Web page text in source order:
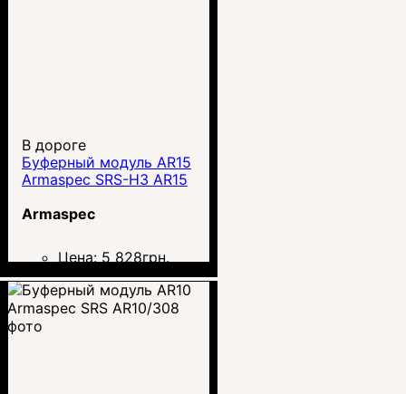
В дороге
Буферный модуль AR15
Armaspec SRS-H3 AR15
Armaspec
Цена: 5 828грн.